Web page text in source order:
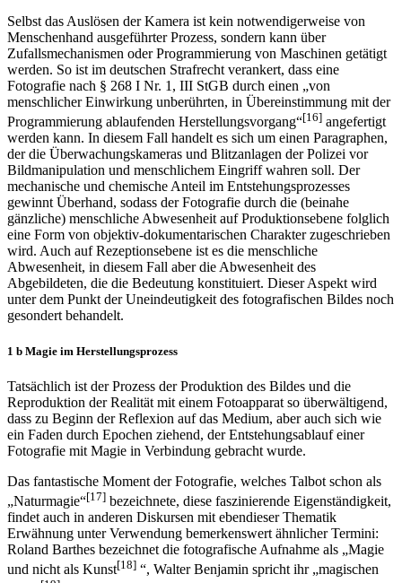
Selbst das Auslösen der Kamera ist kein notwendigerweise von
Menschenhand ausgeführter Prozess, sondern kann über
Zufallsmechanismen oder Programmierung von Maschinen getätigt
werden. So ist im deutschen Strafrecht verankert, dass eine
Fotografie nach § 268 I Nr. 1, III StGB durch einen „von
menschlicher Einwirkung unberührten, in Übereinstimmung mit der
Programmierung ablaufenden Herstellungsvorgang“[16]angefertigt
werden kann. In diesem Fall handelt es sich um einen Paragraphen,
der die Überwachungskameras und Blitzanlagen der Polizei vor
Bildmanipulation und menschlichem Eingriff wahren soll. Der
mechanische und chemische Anteil im Entstehungsprozesses
gewinnt Überhand, sodass der Fotografie durch die (beinahe
gänzliche) menschliche Abwesenheit auf Produktionsebene folglich
eine Form von objektiv-dokumentarischen Charakter zugeschrieben
wird. Auch auf Rezeptionsebene ist es die menschliche
Abwesenheit, in diesem Fall aber die Abwesenheit des
Abgebildeten, die die Bedeutung konstituiert. Dieser Aspekt wird
unter dem Punkt der Uneindeutigkeit des fotografischen Bildes noch
Tatsächlich ist der Prozess der Produktion des Bildes und die
Reproduktion der Realität mit einem Fotoapparat so überwältigend,
dass zu Beginn der Reflexion auf das Medium, aber auch sich wie
ein Faden durch Epochen ziehend, der Entstehungsablauf einer
Das fantastische Moment der Fotografie, welches Talbot schon als
„Naturmagie“ [17]bezeichnete, diese faszinierende Eigenständigkeit,
findet auch in anderen Diskursen mit ebendieser Thematik
Erwähnung unter Verwendung bemerkenswert ähnlicher Termini:
Roland Barthes bezeichnet die fotografische Aufnahme als „Magie